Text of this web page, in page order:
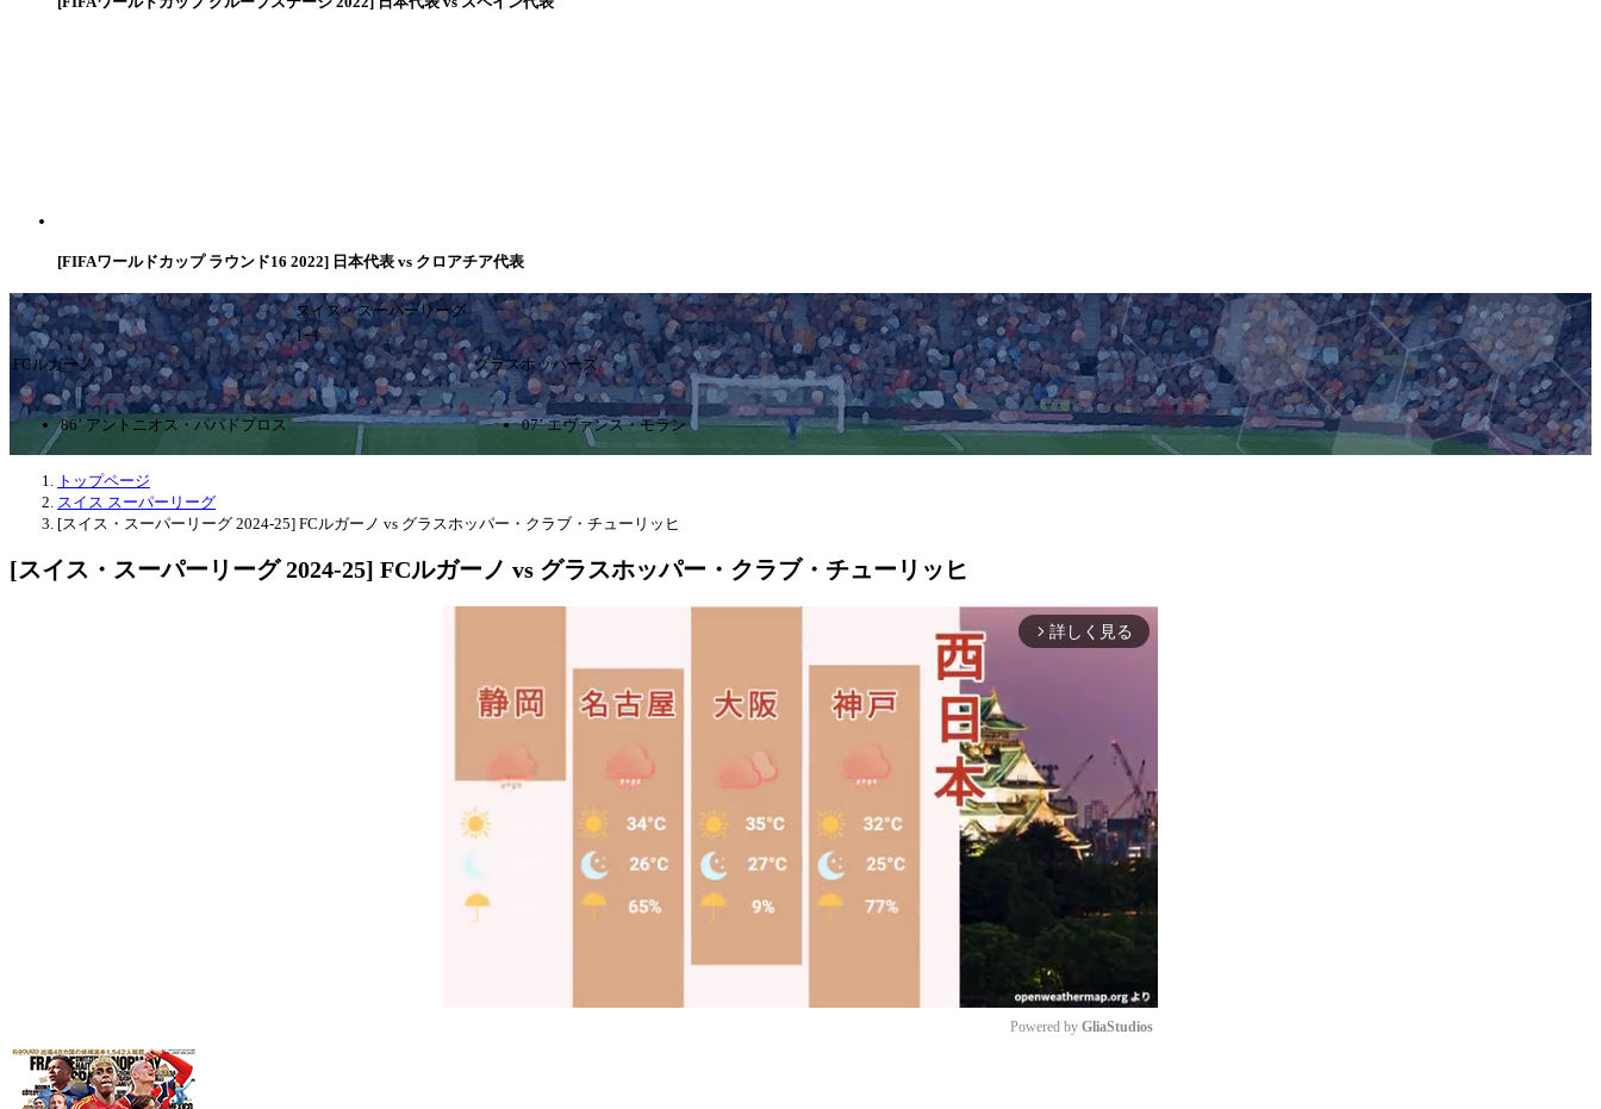
[FIFAワールドカップ ラウンド16 2022] 日本代表 vs クロアチア代表
スイス・スーパーリーグ
1ｰ1
FCルガーノ
グラスホッパーズ
86’ アントニオス・パパドプロス 07’ エヴァンス・モラン
トップページ
スイス スーパーリーグ
[スイス・スーパーリーグ 2024-25] FCルガーノ vs グラスホッパー・クラブ・チューリッヒ
[スイス・スーパーリーグ 2024-25] FCルガーノ vs グラスホッパー・クラブ・チューリッヒ
arrow_forward_ios 詳しく見る
Powered by GliaStudios